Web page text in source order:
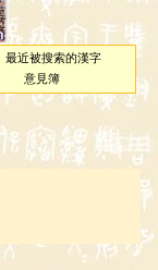
最近被搜索的漢字
意見簿